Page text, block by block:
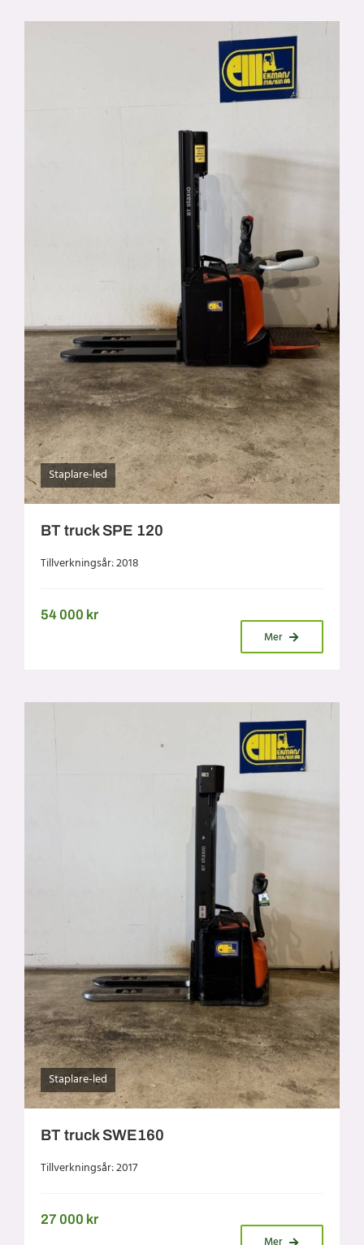
Staplare-led
BT truck SPE 120
Tillverkningsår: 2018
54 000 kr
Mer
Staplare-led
BT truck SWE160
Tillverkningsår: 2017
27 000 kr